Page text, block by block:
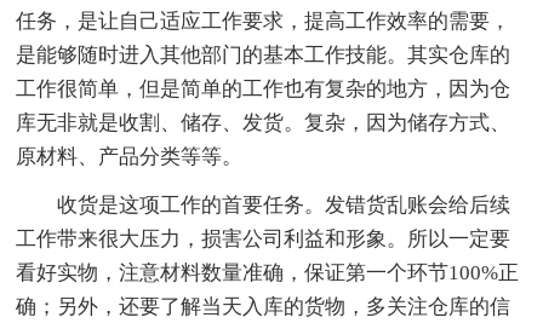
任务，是让自己适应工作要求，提高工作效率的需要，
是能够随时进入其他部门的基本工作技能。其实仓库的
工作很简单，但是简单的工作也有复杂的地方，因为仓
库无非就是收割、储存、发货。复杂，因为储存方式、
原材料、产品分类等等。
收货是这项工作的首要任务。发错货乱账会给后续
工作带来很大压力，损害公司利益和形象。所以一定要
看好实物，注意材料数量准确，保证第一个环节100%正
确；另外，还要了解当天入库的货物，多关注仓库的信